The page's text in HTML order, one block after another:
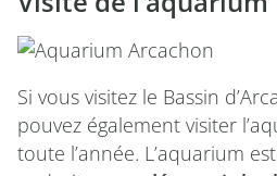
Si vous visitez le Bassin
pouvez également visiter
toute l’année. L’aquarium